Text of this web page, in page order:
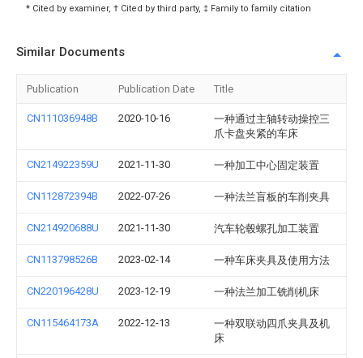
* Cited by examiner, † Cited by third party, ‡ Family to family citation
Similar Documents
Publication Publication Date Title
CN111036948B 2020-10-16
一种通过主轴转动操控三
爪卡盘夹紧的车床
CN214922359U 2021-11-30 一种加工中心固定装置
CN112872394B 2022-07-26 一种法兰盲板的车削夹具
CN214920688U 2021-11-30 汽车轮毂螺孔加工装置
CN113798526B 2023-02-14 一种车床夹具及使用方法
CN220196428U 2023-12-19 一种法兰加工铣削机床
CN115464173A 2022-12-13
一种双联动四爪夹具及机
床